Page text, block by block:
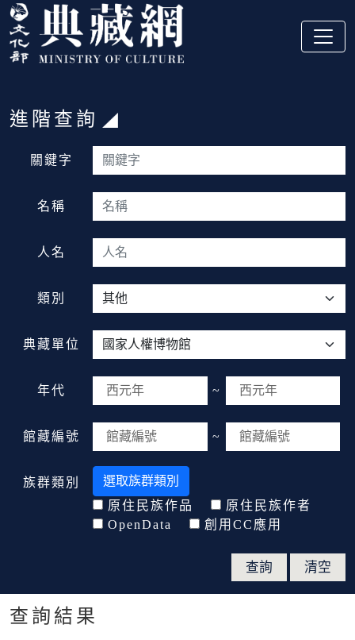
跳到主要內容
:::
:::
進階查詢
關鍵字
名稱
人名
類別
典藏單位
年代 ~
館藏編號 ~
族群類別
選取族群類別
原住民族作品
原住民族作者
OpenData
創用CC應用
查詢結果